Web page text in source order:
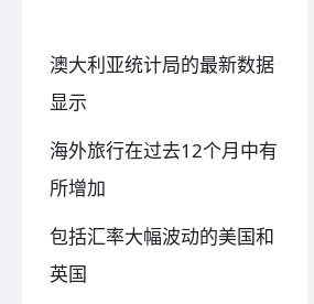
澳大利亚统计局的最新数据
显示
海外旅行在过去12个月中有
所增加
包括汇率大幅波动的美国和
英国